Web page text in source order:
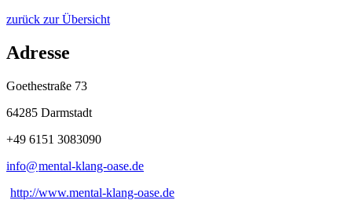
zurück zur Übersicht
Adresse
Goethestraße 73
64285 Darmstadt
+49 6151 3083090
info@mental-klang-oase.de
http://www.mental-klang-oase.de